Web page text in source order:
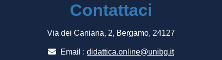
Contattaci
Via dei Caniana, 2, Bergamo, 24127
Email : didattica.online@unibg.it